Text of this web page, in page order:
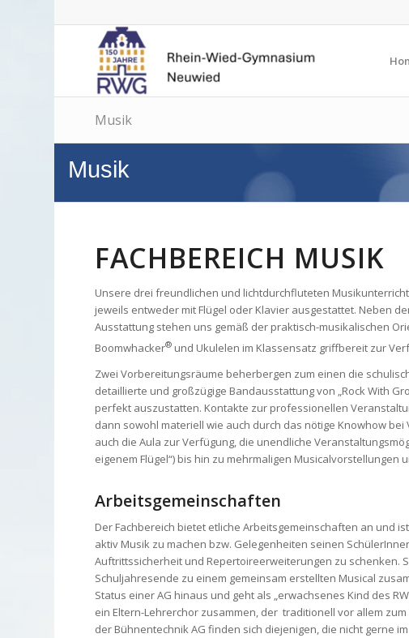
Musik
Musik
FACHBEREICH MUSIK
Unsere drei freundlichen und lichtdurchfluteten
jeweils entweder mit Flügel oder Klavier ausgestattet. Neben
Ausstattung stehen uns gemäß der praktisch-musikalischen
Boomwhacker® und Ukulelen im Klassensatz griffbereit zur
Zwei Vorbereitungsräume beherbergen zum einen die
detaillierte und großzügige Bandausstattung von „Rock With
perfekt auszustatten. Kontakte zur professionellen
dann sowohl materiell wie auch durch das nötige Knowhow
auch die Aula zur Verfügung, die unendliche
eigenem Flügel“) bis hin zu mehrmaligen Musicalvorstellungen
Arbeitsgemeinschaften
Der Fachbereich bietet etliche Arbeitsgemeinschaften an und
aktiv Musik zu machen bzw. Gelegenheiten seinen
Auftrittssicherheit und Repertoireerweiterungen zu schenken.
Schuljahresende zu einem gemeinsam erstellten Musical
Status einer AG hinaus und geht als „erwachsenes Kind des
ein Eltern-Lehrerchor zusammen, der traditionell vor allem
der Bühnentechnik AG finden sich diejenigen, die nicht gerne